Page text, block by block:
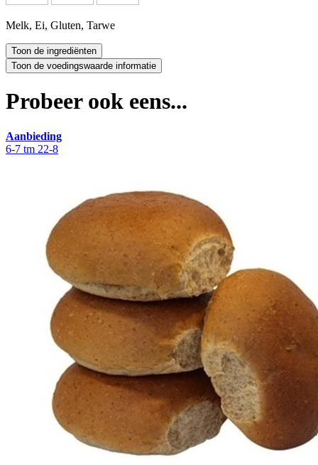
Melk, Ei, Gluten, Tarwe
Probeer ook eens...
Aanbieding
6-7 tm 22-8